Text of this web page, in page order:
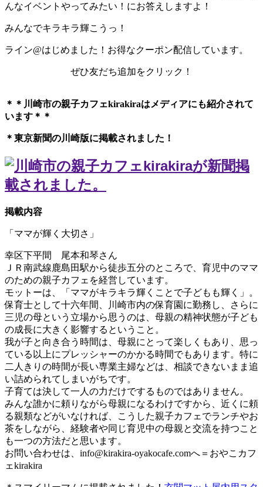
んなイベントやってみたい！にお答えしますよ！
みんなでキラキラ輝こうっ！
ライン@はじめました！お得なクーポン配信しています。
ぜひ友だち追加をクリック！
＊＊川崎市の親子カフェkirakiraは メディアにも紹介されて
います＊＊
＊東京新聞の川崎版に掲載されました！
掲載内容
「ママが輝く大切さ」
幸区下平間 尾本和琴さん
ＪＲ南武線鹿島田駅から徒歩五分のところで、育児中のママ
のための親子カフェを経営しています。
モットーは、「ママがキラキラ輝くことで子どもも輝く」。
保育士として十六年間、川崎市内の保育園に勤務し、さらに
三児の母という立場から思うのは、母親の精神状態が子ども
の成長に大きく影響するということ。
我が子と向き合う時間は、母親にとって楽しくもあり、思っ
ている以上にプレッシャーのかかる時間でもあります。特に
二人きりの時間が長い専業主婦などは、相談できないまま追
い詰められてしまいがちです。
子育ては決して一人の力だけでするものではありません。
みんな誰かに頼りながら母親になるわけですから、近くに頼
る親類などがいなければ、こうした親子カフェでランチやお
茶をしながら、経験者や同じ育児中の母親と交流を持つこと
も一つの方法だと思います。
お問い合わせは、 info@kirakira-oyakocafe.comへ＝おやこカフ
ェkirakira